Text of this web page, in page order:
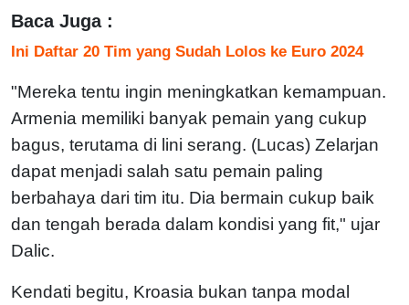
Baca Juga :
Ini Daftar 20 Tim yang Sudah Lolos ke Euro 2024
"Mereka tentu ingin meningkatkan kemampuan.
Armenia memiliki banyak pemain yang cukup
bagus, terutama di lini serang. (Lucas) Zelarjan
dapat menjadi salah satu pemain paling
berbahaya dari tim itu. Dia bermain cukup baik
dan tengah berada dalam kondisi yang fit," ujar
Dalic.
Kendati begitu, Kroasia bukan tanpa modal